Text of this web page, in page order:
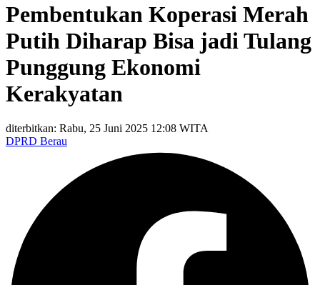
Pembentukan Koperasi Merah
Putih Diharap Bisa jadi Tulang
Punggung Ekonomi
Kerakyatan
diterbitkan: Rabu, 25 Juni 2025 12:08 WITA
DPRD Berau